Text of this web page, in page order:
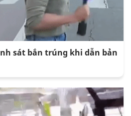
sát bắn trúng khi dẫn bản